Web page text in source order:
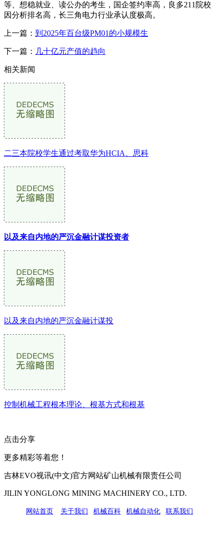
等、想稳就业、读公办的考生，国企签约率高，良多211院校
因分析排名高，长三角电力行业承认度极高。
上一篇： 到2025年百台级PM01的小规模生
下一篇： 几十亿元产值的趋向
相关新闻
二三本院校学生通过考取华为HCIA、思科
以及来自内地的严沉金融计谋投资者
以及来自内地的严沉金融计谋投
控制机械工程根本理论、根基方式和根基
点击分享
更多精彩等着您！
吉林EVO视讯(中文)官方网站矿山机械有限责任公司
JILIN YONGLONG MINING MACHINERY CO., LTD.
网站首页 关于我们 机械百科 机械自动化 联系我们